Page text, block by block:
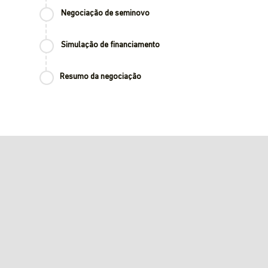
Negociação de seminovo
Simulação de financiamento
Resumo da negociação